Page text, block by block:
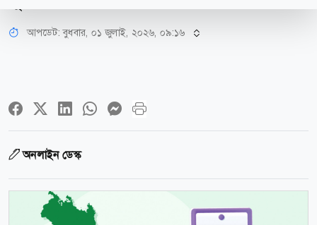
আপডেট: বুধবার, ০১ জুলাই, ২০২৬, ০৯:১৬
অনলাইন ডেস্ক